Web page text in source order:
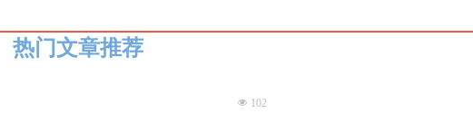
热门文章推荐
넶 102